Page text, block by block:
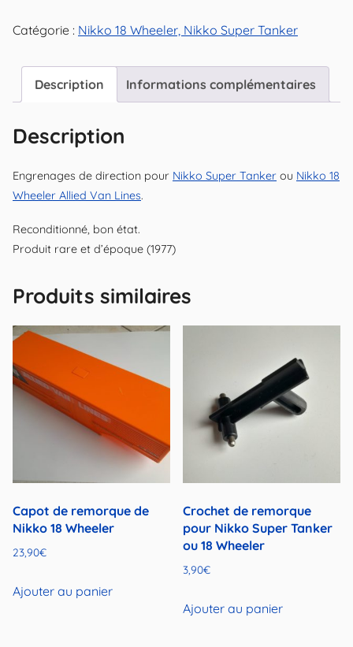
de
pour
Nikko
Tanker
18
Catégorie : Nikko 18 Wheeler, Nikko Super Tanker
Description Informations complémentaires
Description
Engrenages de direction pour Nikko Super Tanker ou Nikko 18
Wheeler Allied Van Lines.
Reconditionné, bon état.
Produit rare et d’époque (1977)
Produits similaires
Capot de remorque de
Nikko 18 Wheeler
23,90€
Ajouter au panier
Crochet de remorque
pour Nikko Super Tanker
ou 18 Wheeler
3,90€
Ajouter au panier